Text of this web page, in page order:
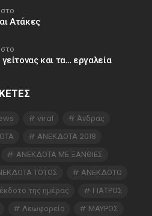
Ατάκες
και τα… εργαλεία
viral
Άνδρας
ΑΝΕΚΔΟΤΑ 2018
ΑΝΕΚΔΟΤΑ ΜΕ ΞΑΝΘΙΕΣ
ΤΟΤΟΣ
ΑΝΕΚΔΟΤΟ
της ημέρας
ΓΙΑΤΡΟΣ
Λεωφορείο
ΜΑΥΡΟΣ